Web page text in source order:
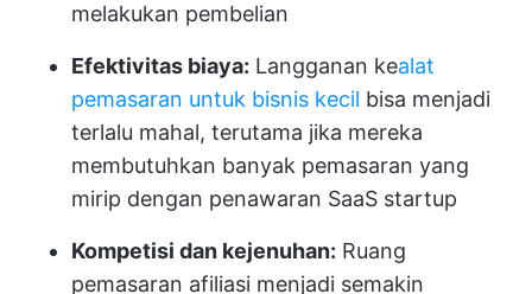
melakukan pembelian
Efektivitas biaya: Langganan kealat
pemasaran untuk bisnis kecil bisa menjadi
terlalu mahal, terutama jika mereka
membutuhkan banyak pemasaran yang
mirip dengan penawaran SaaS startup
Kompetisi dan kejenuhan: Ruang
pemasaran afiliasi menjadi semakin